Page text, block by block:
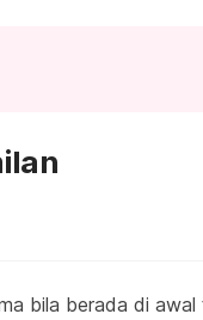
bila berada di awal